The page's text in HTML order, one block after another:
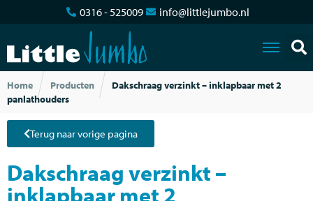
0316 - 525009 info@littlejumbo.nl
Home Producten
Dakschraag verzinkt – inklapbaar met 2
panlathouders
Terug naar vorige pagina
Dakschraag verzinkt –
inklapbaar met 2